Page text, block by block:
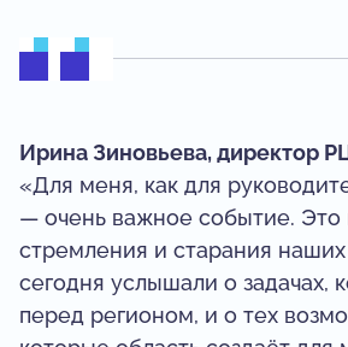
Ирина Зиновьева, директор
«Для меня, как для
— очень важное событие. Это
стремления и старания
сегодня услышали о задачах,
перед регионом, и о тех